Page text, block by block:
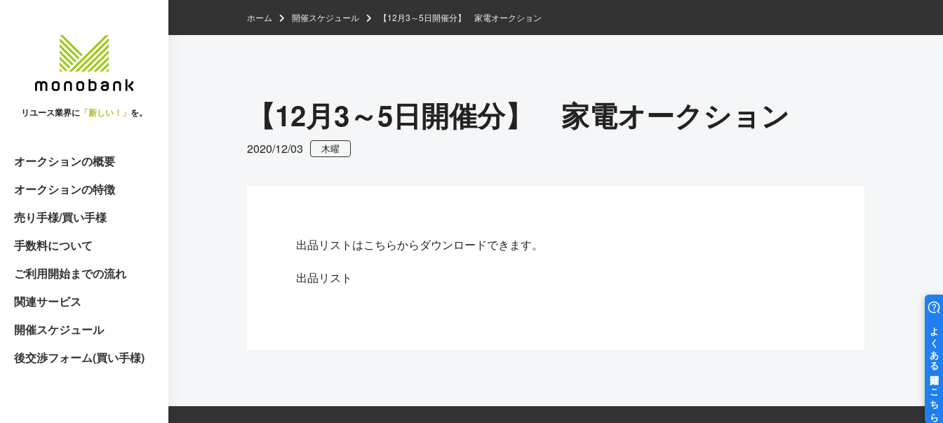
リユース業界に 「新しい！」 を。
オークションの概要
オークションの特徴
売り手様/買い手様
手数料について
ご利用開始までの流れ
関連サービス
開催スケジュール
後交渉フォーム(買い手様)
ホーム 開催スケジュール 【12月3～5日開催分】 家電オークション
【12月3～5日開催分】 家電オークション
2020/12/03 木曜
出品リストはこちらからダウンロードできます。
出品リスト